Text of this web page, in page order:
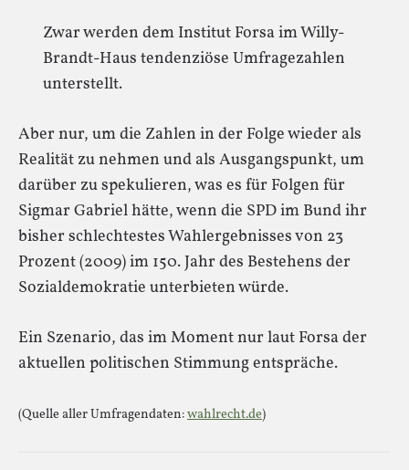
Zwar werden dem Institut Forsa im Willy-
Brandt-Haus tendenziöse Umfragezahlen
unterstellt.
Aber nur, um die Zahlen in der Folge wieder als
Realität zu nehmen und als Ausgangspunkt, um
darüber zu spekulieren, was es für Folgen für
Sigmar Gabriel hätte, wenn die SPD im Bund ihr
bisher schlechtestes Wahlergebnisses von 23
Prozent (2009) im 150. Jahr des Bestehens der
Sozialdemokratie unterbieten würde.
Ein Szenario, das im Moment nur laut Forsa der
aktuellen politischen Stimmung entspräche.
(Quelle aller Umfragendaten:wahlrecht.de)